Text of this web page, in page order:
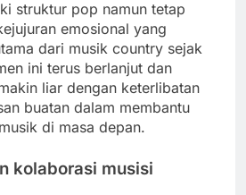
struktur pop namun tetap
emosional yang
dari musik country sejak
ini terus berlanjut dan
liar dengan keterlibatan
buatan dalam membantu
di masa depan.
kolaborasi musisi